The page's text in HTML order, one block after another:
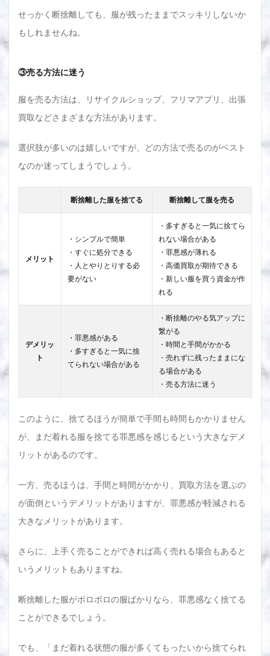
せっかく断捨離しても、服が残ったままでスッキリしないか
もしれませんね。
③売る方法に迷う
服を売る方法は、リサイクルショップ、フリマアプリ、出張
買取などさまざまな方法があります。
選択肢が多いのは嬉しいですが、どの方法で売るのがベスト
なのか迷ってしまうでしょう。
断捨離した服を捨てる 断捨離して服を売る
メリット
・シンプルで簡単
・すぐに処分できる
・人とやりとりする必
要がない
・多すぎると一気に捨てら
れない場合がある
・罪悪感が薄れる
・高価買取が期待できる
・新しい服を買う資金が作
れる
デメリッ
ト
・罪悪感がある
・多すぎると一気に捨
てられない場合がある
・断捨離のやる気アップに
繋がる
・時間と手間がかかる
・売れずに残ったままにな
る場合がある
・売る方法に迷う
このように、捨てるほうが簡単で手間も時間もかかりません
が、まだ着れる服を捨てる罪悪感を感じるという大きなデメ
リットがあるのです。
一方、売るほうは、手間と時間がかかり、買取方法を選ぶの
が面倒というデメリットがありますが、罪悪感が軽減される
大きなメリットがあります。
さらに、上手く売ることができれば高く売れる場合もあると
いうメリットもありますね。
断捨離した服がボロボロの服ばかりなら、罪悪感なく捨てる
ことができるでしょう。
でも、「まだ着れる状態の服が多くてもったいから捨てられ